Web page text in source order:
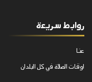
روابط سريعة
عنا
اوقات الصلاة في كل البلدان